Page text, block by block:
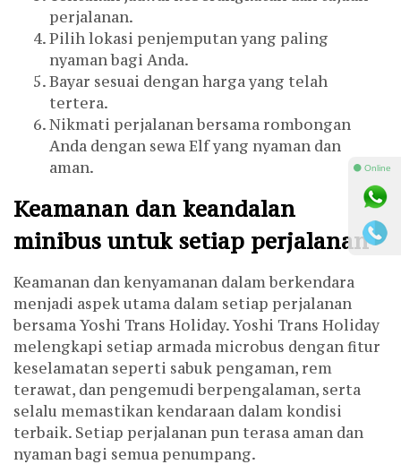
perjalanan.
Pilih lokasi penjemputan yang paling
nyaman bagi Anda.
Bayar sesuai dengan harga yang telah
tertera.
Nikmati perjalanan bersama rombongan
Anda dengan sewa Elf yang nyaman dan
aman.
Keamanan dan keandalan
minibus untuk setiap perjalanan
Keamanan dan kenyamanan dalam berkendara
menjadi aspek utama dalam setiap perjalanan
bersama Yoshi Trans Holiday. Yoshi Trans Holiday
melengkapi setiap armada microbus dengan fitur
keselamatan seperti sabuk pengaman, rem
terawat, dan pengemudi berpengalaman, serta
selalu memastikan kendaraan dalam kondisi
terbaik. Setiap perjalanan pun terasa aman dan
nyaman bagi semua penumpang.
⚫ Online